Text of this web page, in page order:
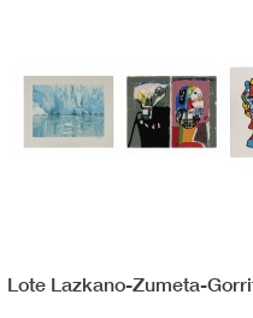
Lote Lazkano-Zumeta-